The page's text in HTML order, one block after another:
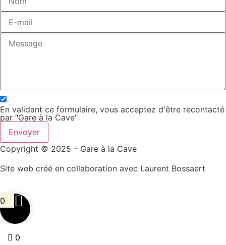
En validant ce formulaire, vous acceptez d'être recontacté
par "Gare à la Cave"
Envoyer
Copyright © 2025 – Gare à la Cave
Site web créé en collaboration avec Laurent Bossaert
0
0